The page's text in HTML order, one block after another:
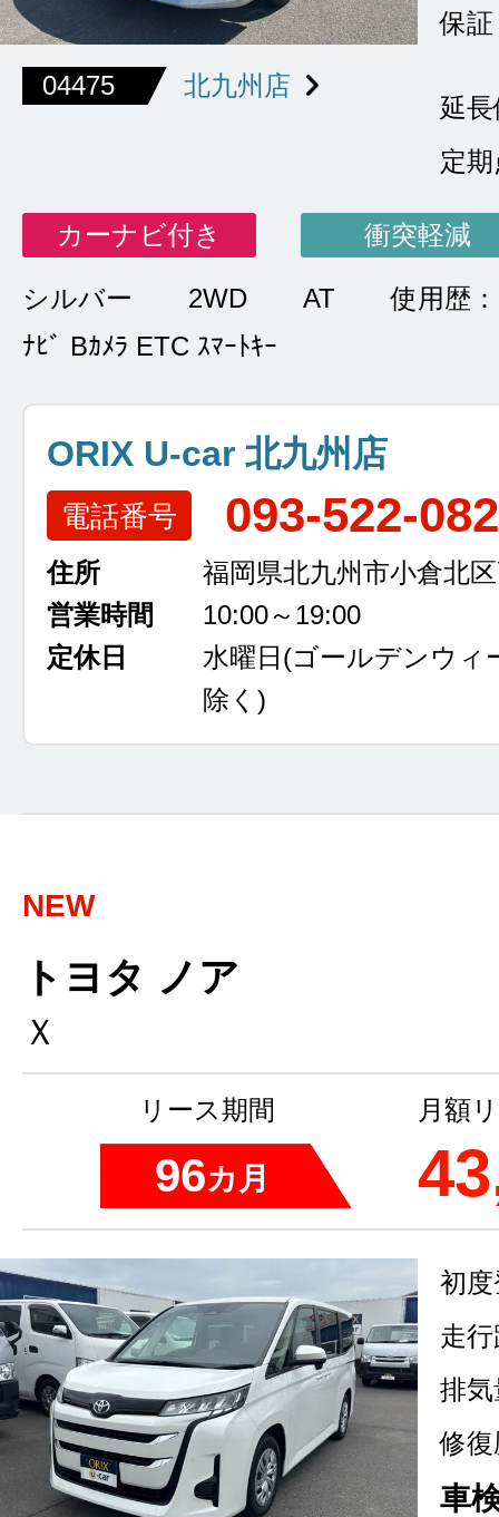
04475 北九州店
保証
延
定
カーナビ付き 衝突軽減
シルバー 2WD AT
使用歴
ﾅﾋﾞ Bｶﾒﾗ ETC ｽﾏｰﾄｷｰ
ORIX U-car 北九州店
電話番号 093-522-
住所
福岡県北九州市小倉北
営業時間
10:00～19:00
定休日
水曜日 (ゴールデンウィ
除く)
NEW
トヨタ ノア
Ｘ
リース期間
96カ月
月額
初
走
排気
修復
車